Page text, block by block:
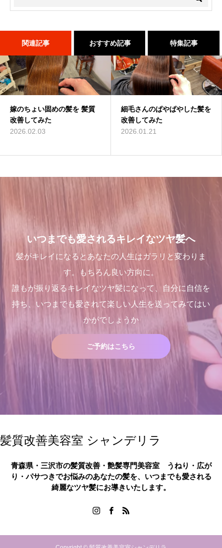
関連記事 おすすめ記事 特集記事
嫁のちょい固めの髪を 髪質
改善してみた
2026.02.03
細毛さんのぱやぱやした髪を
改善してみた
2026.01.21
店継いでくれる人探していま
す
2025.12.11
これで完璧!!今風な髪型のハ
イライトはこう入れるべし
2018.09.04
吹越 広彬が過ごした[メイク
アップフォーエバーアカデミ
ー]での九ヶ月間の軌跡！
髪が綺麗になった後の素晴ら
しい世界と、シャンデリラの
理念
いつまでも愛されるキレイなツヤ髪へ
髪がキレイになるとあなたの人生はガラリと変わりま
す。もちろん良い方向に。
誰もが振り返るキレイなツヤ髪になって、自分に自信を
持ち、いつまでも愛されて楽しい人生を送ってみてはい
かがでしょうか
ご予約はこちら
髪質改善美容室 シャンデリラ
青森県・三沢市の髪質改善・艶髪専門美容室 うねり・広が
り・パサつきでお悩みのあなたの髪を、いつまでも愛される
綺麗なツヤ髪にお導きいたします。